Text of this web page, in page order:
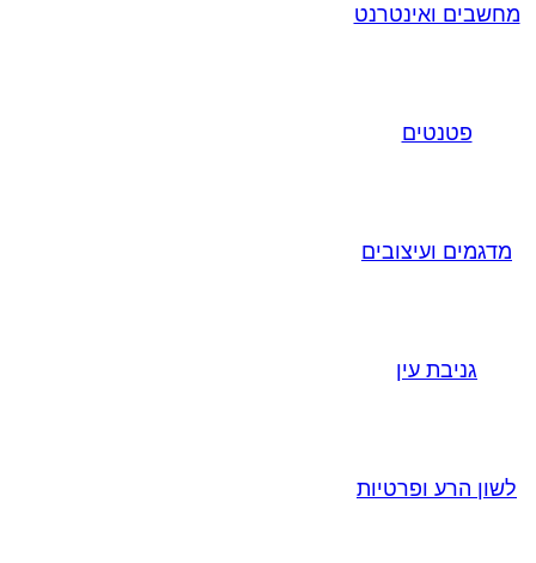
מחשבים ואינטרנט
פטנטים
מדגמים ועיצובים
גניבת עין
לשון הרע ופרטיות